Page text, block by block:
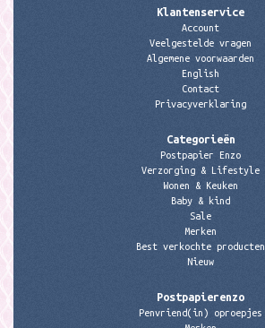
Klantenservice
Account
Veelgestelde vragen
Algemene voorwaarden
English
Contact
Privacyverklaring
Categorieën
Postpapier Enzo
Verzorging & Lifestyle
Wonen & Keuken
Baby & kind
Sale
Merken
Best verkochte producten
Nieuw
Postpapierenzo
Penvriend(in) oproepjes